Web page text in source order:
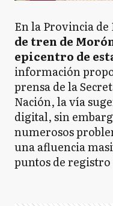
En la Provincia de
de tren de
epicentro de
información
prensa de la
Nación, la vía
digital, sin
numerosos
una afluencia
puntos de registro